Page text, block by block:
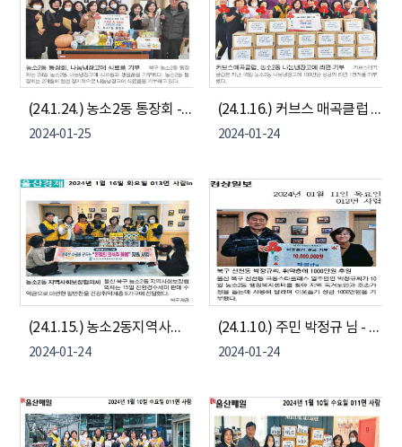
(24.1.24.) 농소2동 통장회 - 농소2동나눔냉장고 물품 기부
2024-01-25
(24.1.16.) 커브스 매곡클럽 - 농소2동나눔냉장고 물품 기부
2024-01-24
(24.1.15.) 농소2동지역사회보장협의체 - 취약계층 밑반찬 지원
2024-01-24
(24.1.10.) 주민 박정규 님 - 이웃돕기 성금 기부
2024-01-24